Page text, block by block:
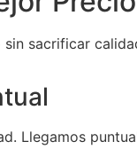
sacrificar
Llegamos